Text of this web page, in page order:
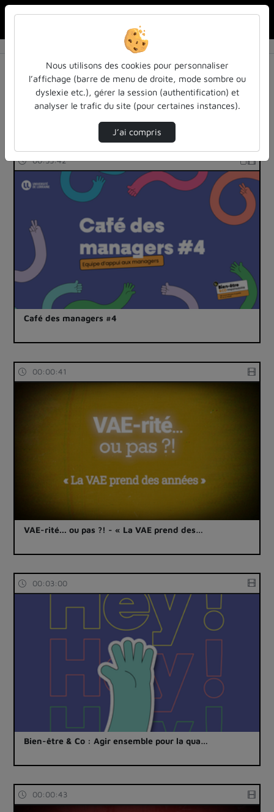
Résultats de la recherche
Filtres actifs (cliquer pour en retirer) :
autre
00:55:42
Café des managers #4
00:00:41
VAE-rité... ou pas ?! - « La VAE prend des…
00:03:00
Bien-être & Co : Agir ensemble pour la qua…
00:00:43
Nous utilisons des cookies pour personnaliser
l’affichage (barre de menu de droite, mode sombre ou
dyslexie etc.), gérer la session (authentification) et
analyser le trafic du site (pour certaines instances).
J’ai compris